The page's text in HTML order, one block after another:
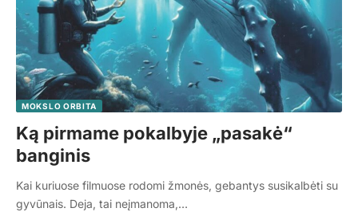
MOKSLO ORBITA
Ką pirmame pokalbyje „pasakė“
banginis
Kai kuriuose filmuose rodomi žmonės, gebantys susikalbėti su
gyvūnais. Deja, tai neįmanoma,…